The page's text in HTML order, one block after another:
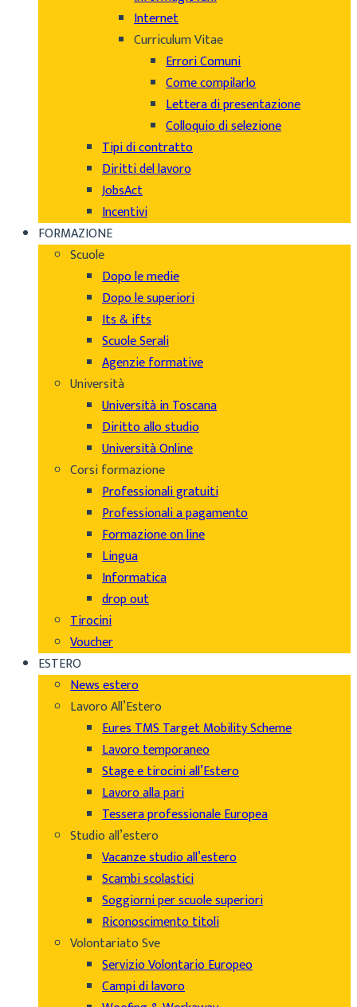
Internet
Curriculum Vitae
Errori Comuni
Come compilarlo
Lettera di presentazione
Colloquio di selezione
Tipi di contratto
Diritti del lavoro
JobsAct
Incentivi
FORMAZIONE
Scuole
Dopo le medie
Dopo le superiori
Its & ifts
Scuole Serali
Agenzie formative
Università
Università in Toscana
Diritto allo studio
Università Online
Corsi formazione
Professionali gratuiti
Professionali a pagamento
Formazione on line
Lingua
Informatica
drop out
Tirocini
Voucher
ESTERO
News estero
Lavoro All’Estero
Eures TMS Target Mobility Scheme
Lavoro temporaneo
Stage e tirocini all’Estero
Lavoro alla pari
Tessera professionale Europea
Studio all’estero
Vacanze studio all’estero
Scambi scolastici
Soggiorni per scuole superiori
Riconoscimento titoli
Volontariato Sve
Servizio Volontario Europeo
Campi di lavoro